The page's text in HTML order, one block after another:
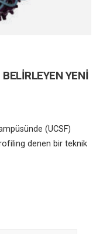
YENİ
(UCSF)
denen bir teknik